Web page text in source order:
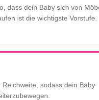
dass dein Baby sich von
ist die wichtigste Vorstufe.
sodass dein Baby